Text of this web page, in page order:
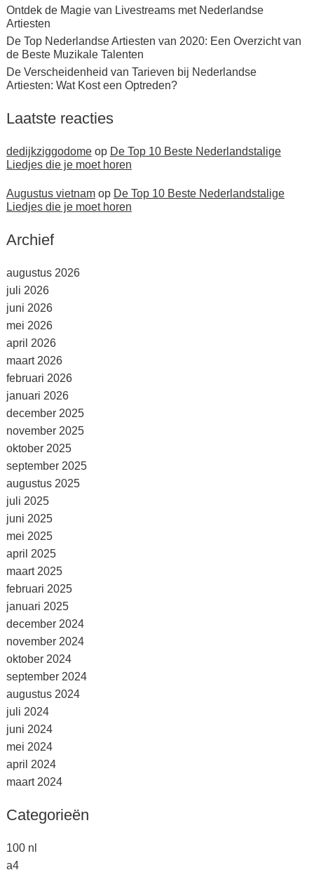
Ontdek de Magie van Livestreams met Nederlandse
Artiesten
De Top Nederlandse Artiesten van 2020: Een Overzicht van
de Beste Muzikale Talenten
De Verscheidenheid van Tarieven bij Nederlandse
Artiesten: Wat Kost een Optreden?
Laatste reacties
dedijkziggodomeop De Top 10 Beste Nederlandstalige
Liedjes die je moet horen
Augustus vietnamop De Top 10 Beste Nederlandstalige
Liedjes die je moet horen
Archief
augustus 2026
juli 2026
juni 2026
mei 2026
april 2026
maart 2026
februari 2026
januari 2026
december 2025
november 2025
oktober 2025
september 2025
augustus 2025
juli 2025
juni 2025
mei 2025
april 2025
maart 2025
februari 2025
januari 2025
december 2024
november 2024
oktober 2024
september 2024
augustus 2024
juli 2024
juni 2024
mei 2024
april 2024
maart 2024
Categorieën
100 nl
a4